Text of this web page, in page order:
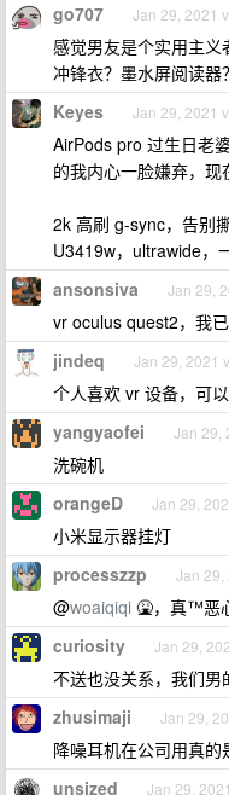
go707 Jan 29, 2021
感觉男友是个实用主
冲锋衣？墨水屏阅读器？
Keyes Jan 29, 2021
AirPods pro 过生日老
的我内心一脸嫌弃，
2k 高刷 g-sync，告别
U3419w，ultrawide，
ansonsiva Jan 29,
vr oculus quest2，我
jindeq Jan 29, 2021
个人喜欢 vr 设备，可
yangyaofei Jan 29,
洗碗机
orangeD Jan 29,
小米显示器挂灯
processzzp Jan 29,
@woaiqiqi 🤮，真™️恶
curiosity Jan 29,
不送也没关系，我们
zhusimaji Jan 29,
降噪耳机在公司用真的
unsized Jan 29, 2021